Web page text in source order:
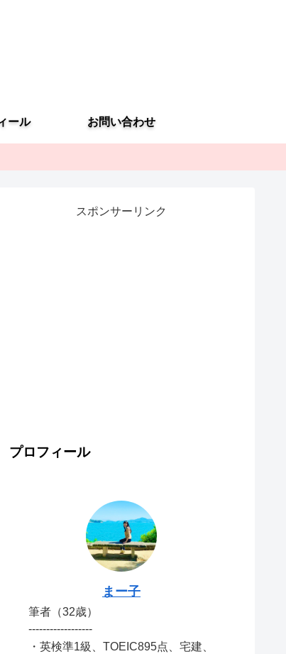
ール お問い合わせ
スポンサーリンク
プロフィール
まー子
筆者（32歳）
------------------
・英検準1級、TOEIC895点、宅建、